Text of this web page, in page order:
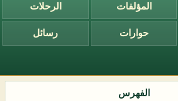
المؤلفات الرحلات
حوارات رسائل
الفهرس